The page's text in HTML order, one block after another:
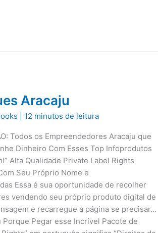
Aracaju
12 minutos de leitura
Todos os Empreendedores Aracaju que
Dinheiro Com Esses Top Infoprodutos
Alta Qualidade Private Label Rights
Seu Próprio Nome e
Essa é sua oportunidade de recolher
vendendo seu próprio produto digital de
e recarregue a página se precisar…
Pegar esse Incrível Pacote de